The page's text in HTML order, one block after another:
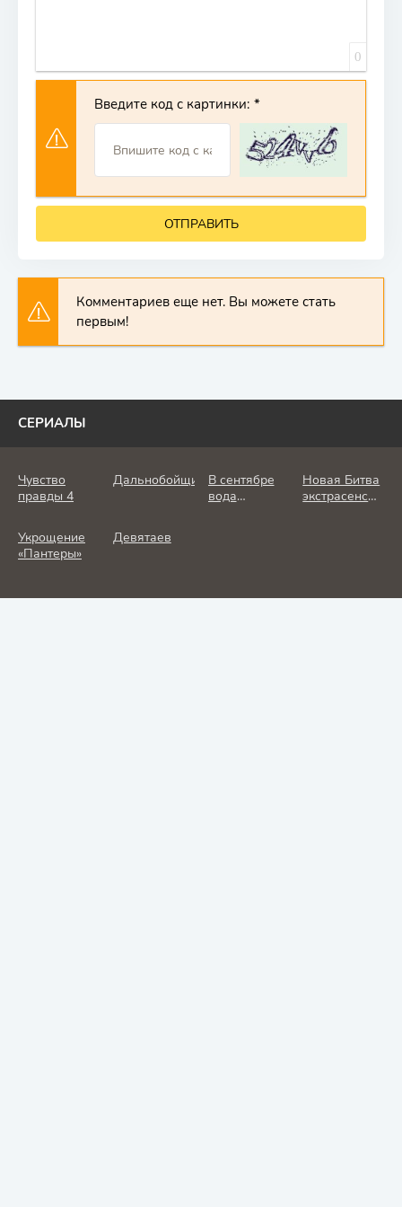
0
Введите код с картинки:
ОТПРАВИТЬ
Комментариев еще нет. Вы можете стать
первым!
СЕРИАЛЫ
Чувство
правды 4
Дальнобойщик
В сентябре
вода
Новая Битва
экстрасенсов
Укрощение
«Пантеры»
Девятаев